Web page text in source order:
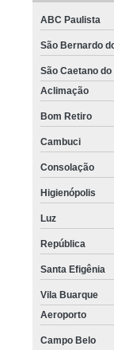
ABC Paulista
São Bernardo
São Caetano do
Aclimação
Bom Retiro
Cambuci
Consolação
Higienópolis
Luz
República
Santa Efigênia
Vila Buarque
Aeroporto
Campo Belo